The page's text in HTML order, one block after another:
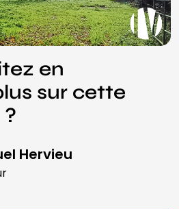
en
sur cette
Hervieu